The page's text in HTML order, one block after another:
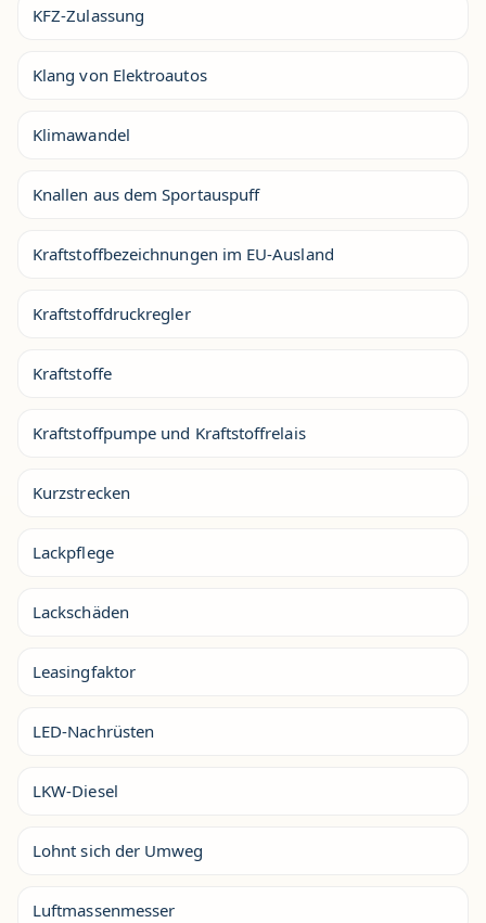
KFZ-Zulassung
Klang von Elektroautos
Klimawandel
Knallen aus dem Sportauspuff
Kraftstoffbezeichnungen im EU-Ausland
Kraftstoffdruckregler
Kraftstoffe
Kraftstoffpumpe und Kraftstoffrelais
Kurzstrecken
Lackpflege
Lackschäden
Leasingfaktor
LED-Nachrüsten
LKW-Diesel
Lohnt sich der Umweg
Luftmassenmesser